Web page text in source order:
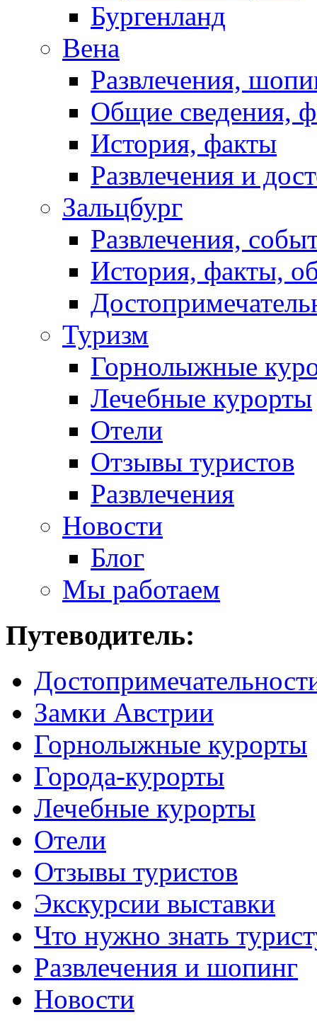
Бургенланд
Вена
Развлечения,
Общие сведения,
История, факты
Развлечения и
Зальцбург
Развлечения,
История, факты,
Туризм
Горнолыжные
Лечебные курорты
Отели
Отзывы туристов
Развлечения
Новости
Блог
Мы работаем
Путеводитель:
Замки Австрии
Горнолыжные курорты
Города-курорты
Лечебные курорты
Отели
Отзывы туристов
Экскурсии выставки
Что нужно знать
Развлечения и шопинг
Новости